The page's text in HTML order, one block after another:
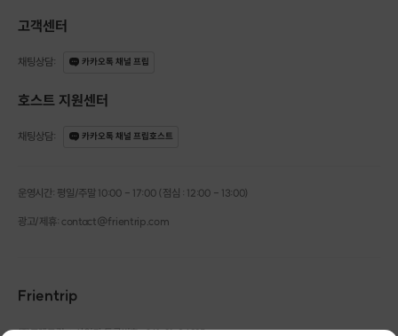
고객센터
채팅상담: 카카오톡 채널 프립
호스트 지원센터
채팅상담: 카카오톡 채널 프립호스트
운영시간: 평일/주말 10:00 - 17:00 (점심 : 12:00 - 13:00)
광고/제휴: contact@frientrip.com
Frientrip
㈜프렌트립 | 사업자 등록번호 : 261-81-04385